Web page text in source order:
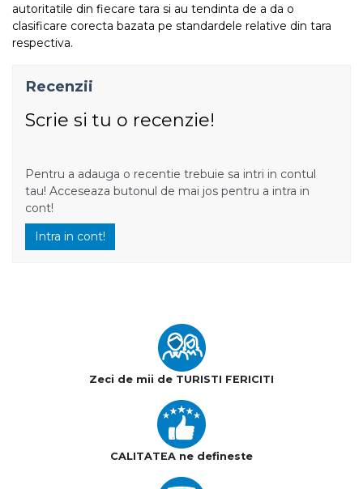
autoritatile din fiecare tara si au tendinta de a da o
clasificare corecta bazata pe standardele relative din tara
respectiva.
Recenzii
Scrie si tu o recenzie!
Pentru a adauga o recentie trebuie sa intri in contul
tau! Acceseaza butonul de mai jos pentru a intra in
cont!
Intra in cont!
Zeci de mii de TURISTI FERICITI
CALITATEA ne defineste